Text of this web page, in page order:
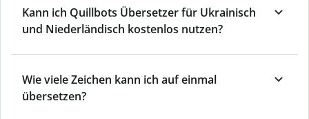
Kann ich Quillbots Übersetzer für Ukrainisch
und Niederländisch kostenlos nutzen?
Wie viele Zeichen kann ich auf einmal
übersetzen?